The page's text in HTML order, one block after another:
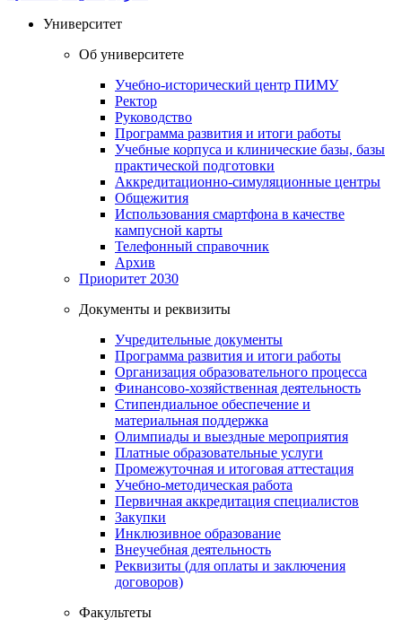
Университет
Об университете
Учебно-исторический центр ПИМУ
Ректор
Руководство
Программа развития и итоги работы
Учебные корпуса и клинические базы, базы
практической подготовки
Аккредитационно-симуляционные центры
Общежития
Использования смартфона в качестве
кампусной карты
Телефонный справочник
Архив
Приоритет 2030
Документы и реквизиты
Учредительные документы
Программа развития и итоги работы
Организация образовательного процесса
Финансово-хозяйственная деятельность
Стипендиальное обеспечение и
материальная поддержка
Олимпиады и выездные мероприятия
Платные образовательные услуги
Промежуточная и итоговая аттестация
Учебно-методическая работа
Первичная аккредитация специалистов
Закупки
Инклюзивное образование
Внеучебная деятельность
Реквизиты (для оплаты и заключения
договоров)
Факультеты